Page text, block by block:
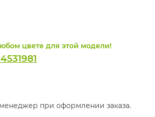
цвете для этой модели!
при оформлении заказа.